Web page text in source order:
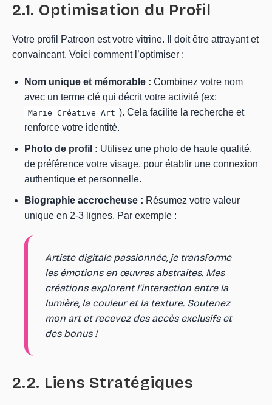
2.1. Optimisation du Profil
Votre profil Patreon est votre vitrine. Il doit être attrayant et
convaincant. Voici comment l’optimiser :
Nom unique et mémorable : Combinez votre nom
avec un terme clé qui décrit votre activité (ex:
Marie_Créative_Art ). Cela facilite la recherche et
renforce votre identité.
Photo de profil : Utilisez une photo de haute qualité,
de préférence votre visage, pour établir une connexion
authentique et personnelle.
Biographie accrocheuse : Résumez votre valeur
unique en 2-3 lignes. Par exemple :
Artiste digitale passionnée, je transforme
les émotions en œuvres abstraites. Mes
créations explorent l’interaction entre la
lumière, la couleur et la texture. Soutenez
mon art et recevez des accès exclusifs et
des bonus !
2.2. Liens Stratégiques